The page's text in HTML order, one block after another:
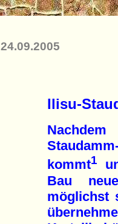
24.09.2005
Ilisu-
kommt1
Bau
möglichst